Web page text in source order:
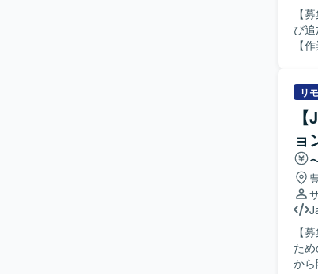
【
び
【
術
【
レ
を
る
に前
ン
ら
で
ー
す。 【開発環境】 Java17、SpringBoot3などのモダン技術スタックを中心に、DockerやAWS
リ
ョ
【
ための募集とな
か